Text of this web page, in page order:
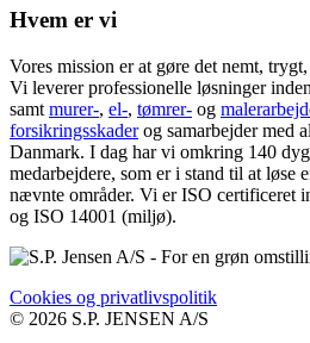
Hvem er vi
Vores mission er at gøre det nemt,
Vi leverer professionelle løsninger
samt murer-, el-, tømrer- og
forsikringsskaderog samarbejder med
Danmark. I dag har vi omkring 140
medarbejdere, som er i stand til at løse
nævnte områder. Vi er ISO certificeret
og ISO 14001 (miljø).
Cookies og privatlivspolitik
© 2026 S.P. JENSEN A/S​